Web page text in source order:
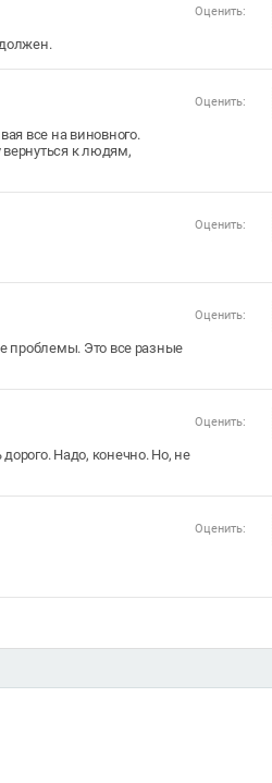
Оценить:
Оценить:
все на виновного.
вернуться к людям,
Оценить:
Оценить:
проблемы. Это все разные
Оценить:
Надо, конечно. Но, не
Оценить: